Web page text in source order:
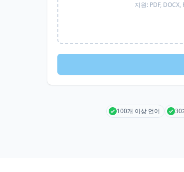
지원: PDF, DOCX,
100개 이상 언어 30